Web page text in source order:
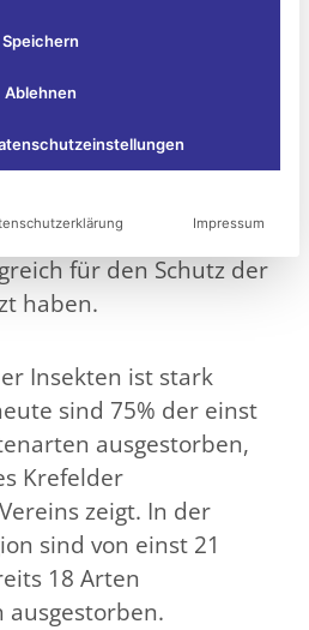
ein weiteres Jahr in
für den Schutz der
haben.
Insekten ist stark
sind 75% der einst
ausgestorben,
Krefelder
zeigt. In der
sind von einst 21
18 Arten
Speichern
Ablehnen
Impressum